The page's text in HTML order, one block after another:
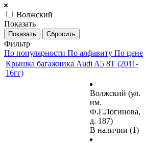
Волжский
Показать
Сбросить
Фильтр
По популярности По алфавиту По цене
Крышка багажника Audi A5 8T (2011-
16гг)
Волжский (ул.
им.
Ф.Г.Логинова,
д. 187)
В наличии (1)